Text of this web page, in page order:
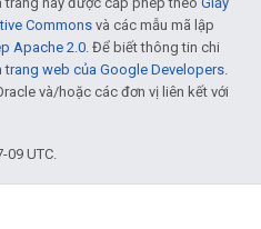
Commons và các mẫu mã lập
Apache 2.0 . Để biết thông tin chi
trang web của Google Developers
và/hoặc các đơn vị liên kết với
UTC.